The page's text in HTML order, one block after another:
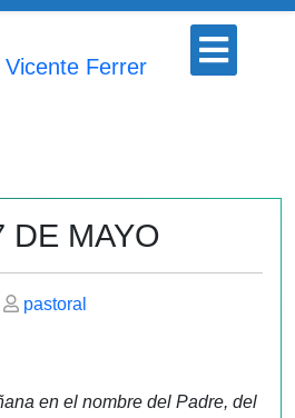
Ferrer
Botón
abrir
DE MAYO
Publicado
pastoral
en el nombre del Padre, del